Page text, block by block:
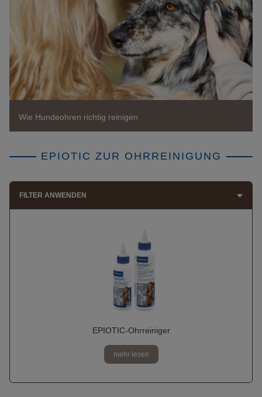
Wie Hundeohren richtig reinigen
EPIOTIC ZUR OHRREINIGUNG
FILTER ANWENDEN
EPIOTIC-Ohrreiniger
mehr lesen